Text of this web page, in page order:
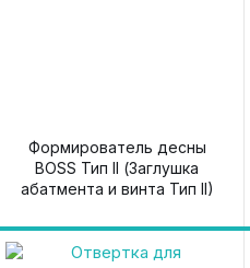
Формирователь десны
BOSS Тип II (Заглушка
абатмента и винта Тип II)